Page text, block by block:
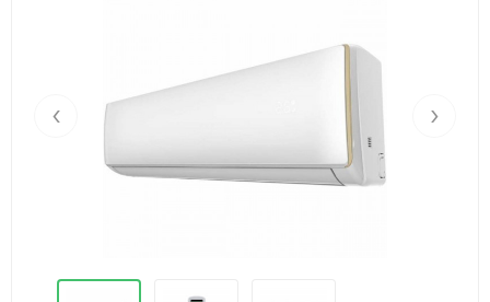
‹ ›